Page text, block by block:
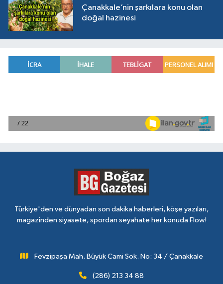
Çanakkale’nin şarkılara konu olan
doğal hazinesi
Türkiye'den ve dünyadan son dakika haberleri, köşe yazıları,
magazinden siyasete, spordan seyahate her konuda Flow!
Fevzipaşa Mah. Büyük Cami Sok. No: 34 / Çanakkale
(286) 213 34 88